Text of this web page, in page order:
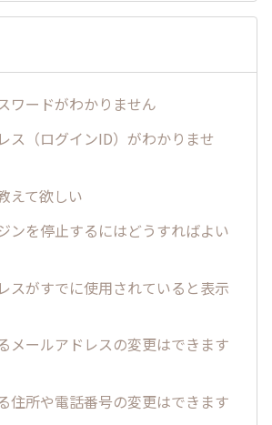
ワードがわかりません
ス（ログインID）がわかりませ
えて欲しい
ンを停止するにはどうすればよい
スがすでに使用されていると表示
メールアドレスの変更はできます
住所や電話番号の変更はできます